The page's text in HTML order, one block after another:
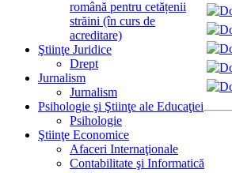
română pentru cetățenii
străini (în curs de
acreditare)
Ştiinţe Juridice
Drept
Jurnalism
Jurnalism
Psihologie şi Ştiinţe ale Educaţiei
Psihologie
Ştiinţe Economice
Afaceri Internaţionale
Contabilitate şi Informatică